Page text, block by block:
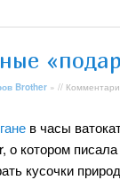
Brother » //
в часы
о котором
кусочки